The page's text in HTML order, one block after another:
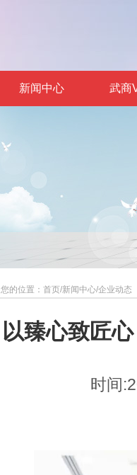
新闻中心 武商
您的位置： 首页/新闻中心/企业动态
以臻心致匠
时间